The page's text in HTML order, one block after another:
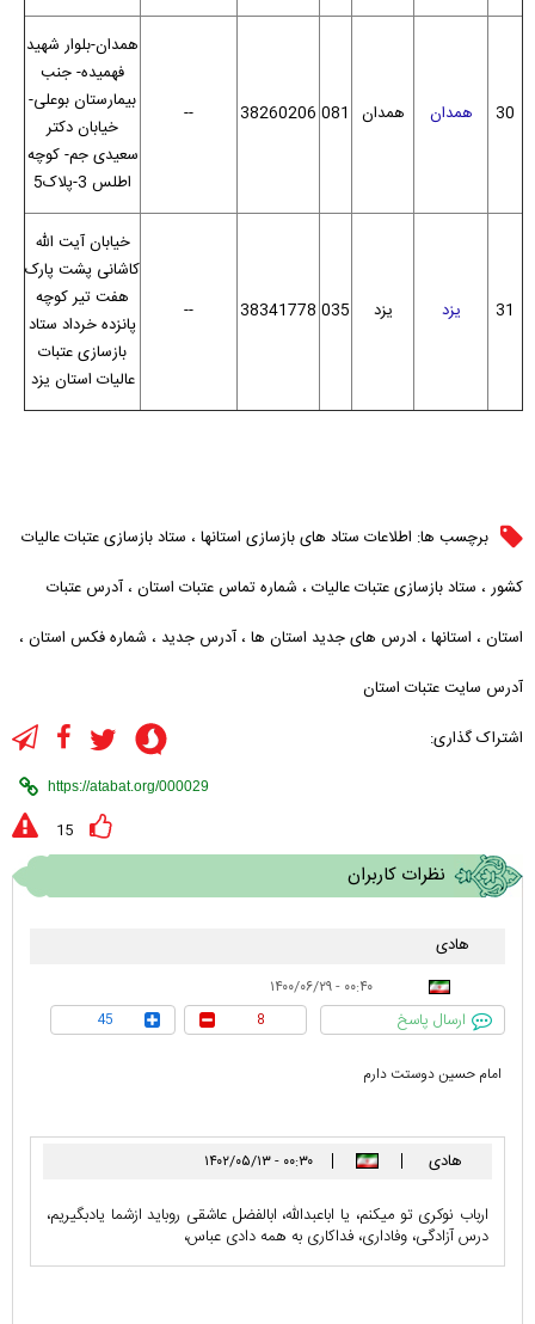
همدان-بلوار شهید
فهمیده- جنب
بیمارستان بوعلی-
خیابان دکتر
سعیدی جم- کوچه
اطلس 3-پلاک5
-- 38260206 081 همدان همدان 30
خیابان آیت الله
کاشانی پشت پارک
هفت تیر کوچه
پانزده خرداد ستاد
بازسازی عتبات
عالیات استان یزد
-- 38341778 035 یزد یزد 31
برچسب ها: اطلاعات ستاد های بازسازی استانها ، ستاد بازسازی عتبات عالیات
کشور ، ستاد بازسازی عتبات عالیات ، شماره تماس عتبات استان ، آدرس عتبات
استان ، استانها ، ادرس های جدید استان ها ، آدرس جدید ، شماره فکس استان ،
آدرس سایت عتبات استان
اشتراک گذاری:
15
نظرات کاربران
هادی
۰۰:۴۰ - ۱۴۰۰/۰۶/۲۹
ارسال پاسخ 8
45
امام حسین دوستت دارم
هادی ۰۰:۳۰ - ۱۴۰۲/۰۵/۱۳
ارباب نوکری تو میکنم، یا اباعبدالله، ابالفضل عاشقی روباید ازشما یادبگیریم،
درس آزادگی، وفاداری، فداکاری به همه دادی عباس،